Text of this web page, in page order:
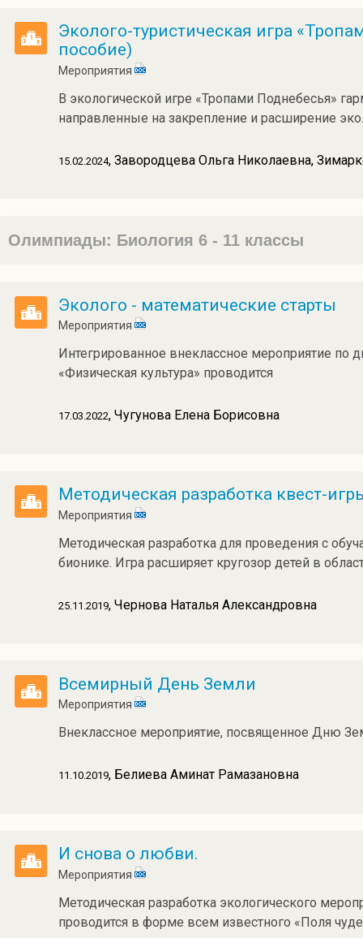
Эколого-туристическая игра
пособие)
Мероприятия
В экологической игре «Тропами Поднебесья»
направленные на закрепление и расширение
15.02.2024, Завородцева Ольга Николаевна,
Олимпиады: Биология 6 - 11 классы
Эколого - математические старты
Мероприятия
Интегрированное внеклассное мероприятие по
«Физическая культура» проводится
17.03.2022, Чугунова Елена Борисовна
Методическая разработка квест-
Мероприятия
Методическая разработка для проведения с
бионике. Игра расширяет кругозор детей в
25.11.2019, Чернова Наталья Александровна
Всемирный День Земли
Мероприятия
Внеклассное мероприятие, посвященное Дню
11.10.2019, Белиева Аминат Рамазановна
И снова о любви.
Мероприятия
Методическая разработка экологического
проводится в форме всем известного «Поля